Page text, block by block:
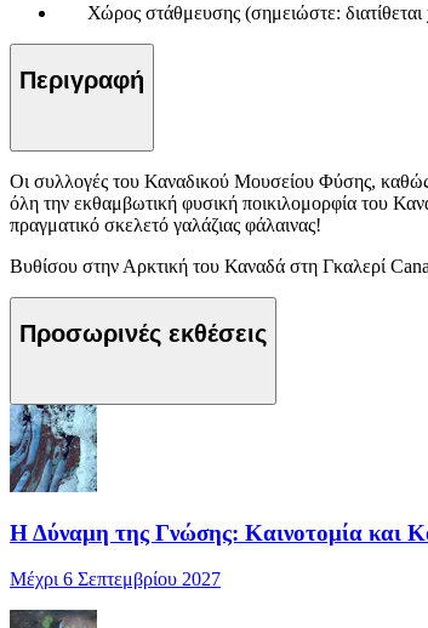
Χώρος στάθμευσης (σημειώστε:
Περιγραφή
Οι συλλογές του Καναδικού Μουσείου Φύσης,
όλη την εκθαμβωτική φυσική ποικιλομορφία του
πραγματικό σκελετό γαλάζιας φάλαινας!
Βυθίσου στην Αρκτική του Καναδά στη Γκαλερί
Προσωρινές εκθέσεις
Η Δύναμη της Γνώσης: Καινοτομία και
Μέχρι 6 Σεπτεμβρίου 2027